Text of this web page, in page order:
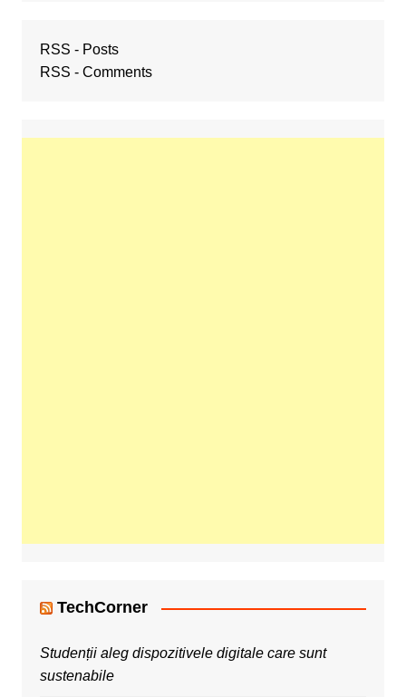
RSS - Posts
RSS - Comments
TechCorner
Studenții aleg dispozitivele digitale care sunt
sustenabile